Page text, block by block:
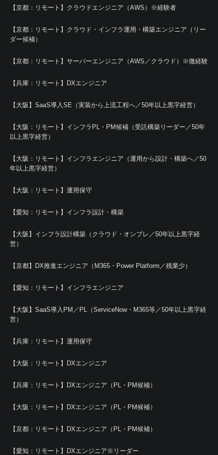
【京都：リモート】クラウドエンジニア（AWS）※経験者
【京都：リモート】クラウド・インフラ運用・構築エンジニア（リー
ダー候補）
【京都：リモート】サーバーエンジニア（AWS／クラウド）※微経験
【兵庫：リモート】DXエンジニア
【大阪】SaaS導入SE（実装から上流工程へ／50年以上黒字経営）
【大阪：リモート】インフラPL・PM候補（受託構築リーダー／50年
以上黒字経営）
【大阪：リモート】インフラエンジニア（運用から設計・構築へ／50
年以上黒字経営）
【大阪：リモート】運用保守
【愛知：リモート】インフラ設計・構築
【大阪】インフラ設計構築（クラウド・オンプレ／50年以上黒字経
営）
【京都】DX推進エンジニア（M365・Power Platform／残業少）
【愛知：リモート】インフラエンジニア
【大阪】SaaS導入PM／PL（ServiceNow・M365等／50年以上黒字経
営）
【兵庫：リモート】運用保守
【大阪：リモート】DXエンジニア
【兵庫：リモート】DXエンジニア（PL・PM候補）
【大阪：リモート】DXエンジニア（PL・PM候補）
【京都：リモート】DXエンジニア（PL・PM候補）
【愛知：リモート】DXエンジニア※リーダー